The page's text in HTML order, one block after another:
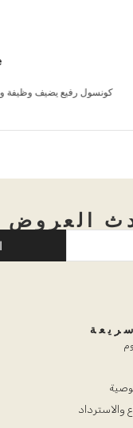
كونسول رفيع يضيف وظيفة
العروض
والاسترداد